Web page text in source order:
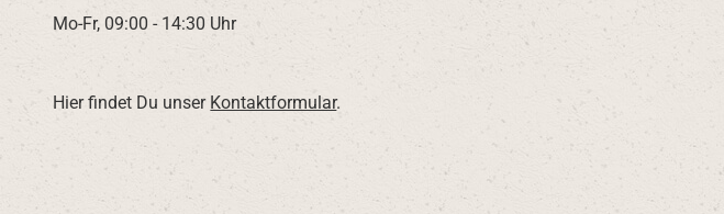
Mo-Fr, 09:00 - 14:30 Uhr
Hier findet Du unser Kontaktformular.